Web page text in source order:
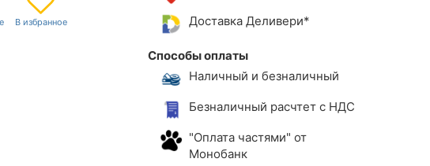
Доставка Деливери*
Способы оплаты
Наличный и безналичный
Безналичный расчтет с НДС
"Оплата частями" от
Монобанк